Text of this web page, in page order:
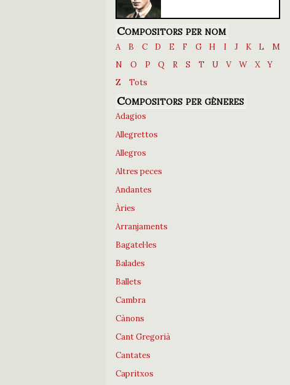
Compositors per nom
A B C D E F G H I J K L
M
N
O P Q R S T U V W X
Y
Z
Tots
Compositors per gèneres
Adagios
Allegrettos
Allegros
Altres peces
Andantes
Àries
Arranjaments
Bagatel·les
Balades
Ballets
Cambra
Cànons
Cant Gregorià
Cantates
Capritxos